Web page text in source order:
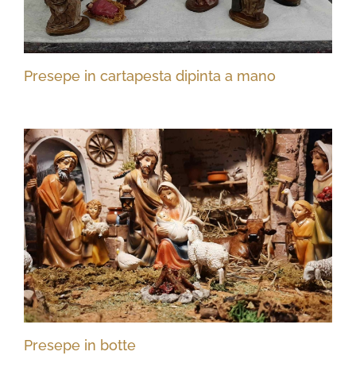
Presepe in cartapesta dipinta a mano
Presepe in botte